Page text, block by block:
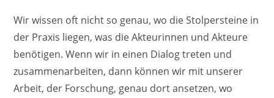
Wir wissen oft nicht so genau, wo die Stolpersteine in
der Praxis liegen, was die Akteurinnen und Akteure
benötigen. Wenn wir in einen Dialog treten und
zusammenarbeiten, dann können wir mit unserer
Arbeit, der Forschung, genau dort ansetzen, wo